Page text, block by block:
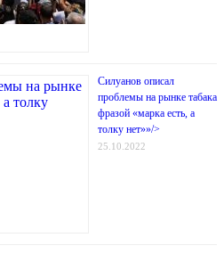
Силуанов описал
проблемы на рынке табака
фразой «марка есть, а
толку нет»»/>
25.10.2022